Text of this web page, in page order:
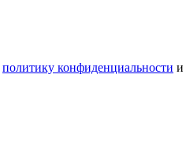
политику конфиденциальности и